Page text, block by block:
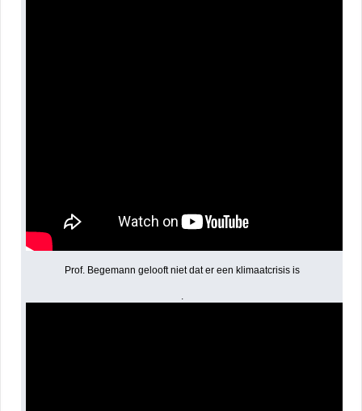
Prof. Begemann gelooft niet dat er een klimaatcrisis is
.